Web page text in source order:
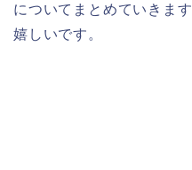
についてまとめていきま
嬉しいです。